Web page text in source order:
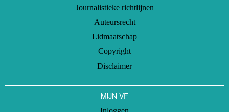
Journalistieke richtlijnen
Auteursrecht
Lidmaatschap
Copyright
Disclaimer
MIJN VF